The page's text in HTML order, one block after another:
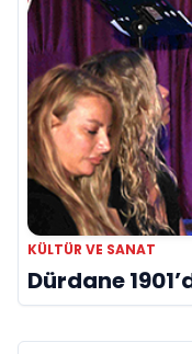
KÜLTÜR VE SANAT
Dürdane